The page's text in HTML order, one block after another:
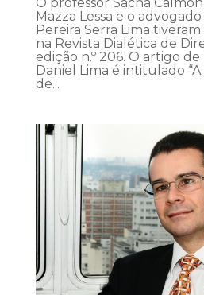
O professor Sacha
Mazza Lessa e o
Pereira Serra Lima
na Revista Dialética de
edição n.º 206. O artigo
Daniel Lima é intitulado
de...